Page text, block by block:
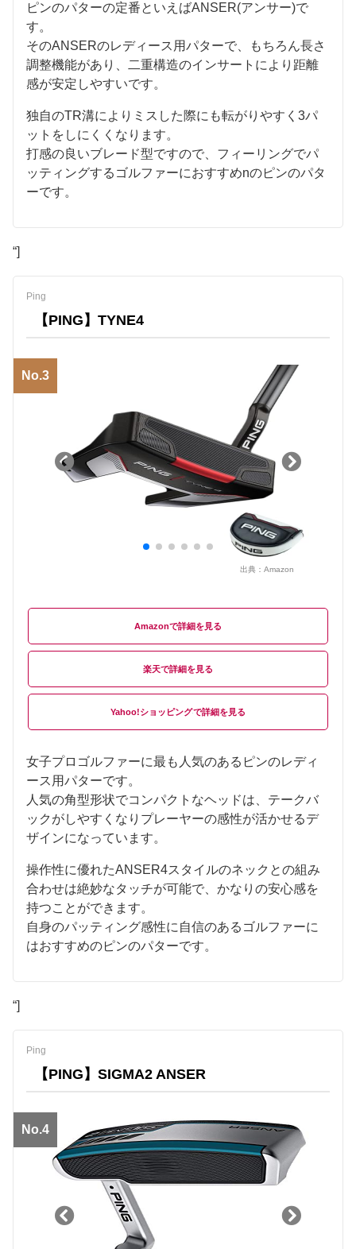
ピンのパターの定番といえばANSER(アンサー)で
す。
そのANSERのレディース用パターで、もちろん長さ
調整機能があり、二重構造のインサートにより距離
感が安定しやすいです。
独自のTR溝によりミスした際にも転がりやすく3パ
ットをしにくくなります。
打感の良いブレード型ですので、フィーリングでパ
ッティングするゴルファーにおすすめnのピンのパタ
ーです。
“]
Ping
【PING】TYNE4
No.3
出典： Amazon
Amazon
楽天
Yahoo!ショッピング
女子プロゴルファーに最も人気のあるピンのレディ
ース用パターです。
人気の角型形状でコンパクトなヘッドは、テークバ
ックがしやすくなりプレーヤーの感性が活かせるデ
ザインになっています。
操作性に優れたANSER4スタイルのネックとの組み
合わせは絶妙なタッチが可能で、かなりの安心感を
持つことができます。
自身のパッティング感性に自信のあるゴルファーに
はおすすめのピンのパターです。
“]
Ping
【PING】SIGMA2 ANSER
No.4